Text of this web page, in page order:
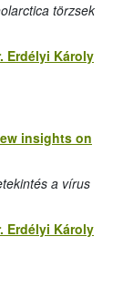
törzsek
Erdélyi Károly
insights on
a vírus
Erdélyi Károly